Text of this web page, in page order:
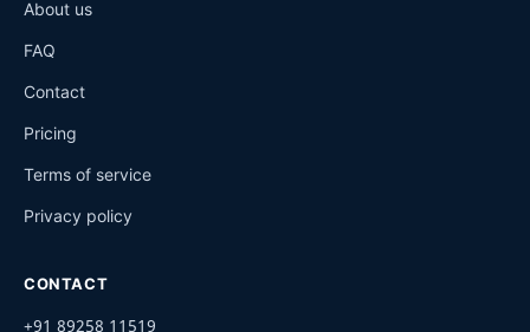
About us
FAQ
Contact
Pricing
Terms of service
Privacy policy
CONTACT